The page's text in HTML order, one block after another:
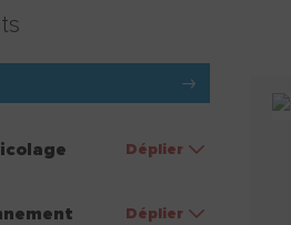
Déplier
Déplier